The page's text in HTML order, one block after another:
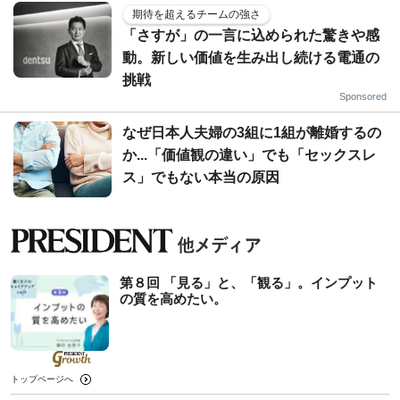
期待を超えるチームの強さ
「さすが」の一言に込められた驚きや感
動。新しい価値を生み出し続ける電通の
挑戦
Sponsored
なぜ日本人夫婦の3組に1組が離婚するの
か...「価値観の違い」でも「セックスレ
ス」でもない本当の原因
第８回 「見る」と、「観る」。インプット
の質を高めたい。
トップページへ